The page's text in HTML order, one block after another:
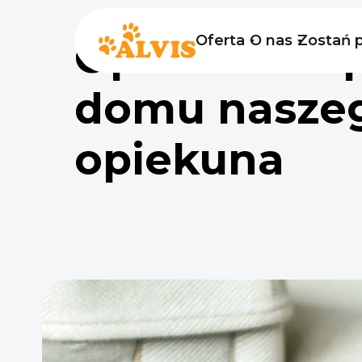
Oferta O nas Zostań
Opieka nad
domu
opiekuna